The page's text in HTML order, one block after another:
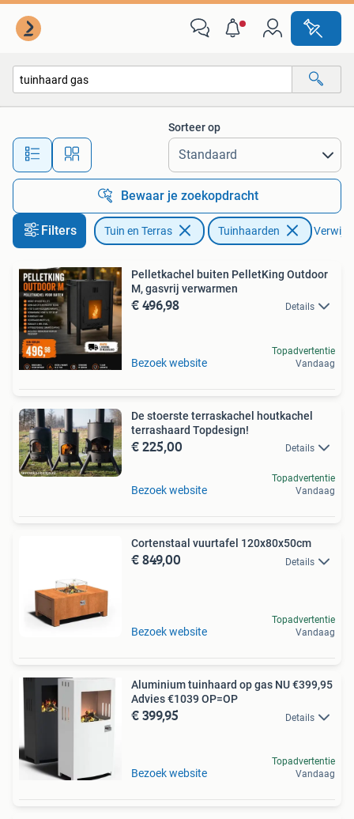
Alle afstanden…
Sorteer op
Bewaar je zoekopdracht
Filters Tuin en Terras Tuinhaarden
Pelletkachel buiten PelletKing Outdoor
M, gasvrij verwarmen
€ 496,98 Details
Bezoek website
Topadvertentie
Vandaag
De stoerste terraskachel houtkachel
terrashaard Topdesign!
€ 225,00 Details
Bezoek website
Topadvertentie
Vandaag
Cortenstaal vuurtafel 120x80x50cm
€ 849,00 Details
Bezoek website
Topadvertentie
Vandaag
Aluminium tuinhaard op gas NU €399,95
Advies €1039 OP=OP
€ 399,95 Details
Bezoek website
Topadvertentie
Vandaag